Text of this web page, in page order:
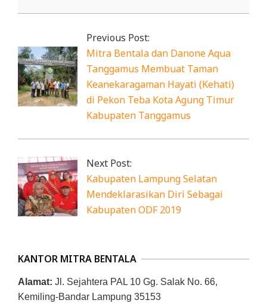
2019-
Previous Post:
Mitra Bentala dan Danone Aqua
Tanggamus Membuat Taman
Keanekaragaman Hayati (Kehati)
di Pekon Teba Kota Agung Timur
Kabupaten Tanggamus
Next Post:
Kabupaten Lampung Selatan
Mendeklarasikan Diri Sebagai
Kabupaten ODF 2019
KANTOR MITRA BENTALA
Alamat: Jl. Sejahtera PAL 10 Gg. Salak No. 66,
Kemiling-Bandar Lampung 35153